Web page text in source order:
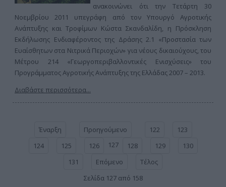
ανακοινώνει ότι την Τετάρτη 30
Νοεμβρίου 2011 υπεγράφη από τον Υπουργό Αγροτικής
Ανάπτυξης και Τροφίμων Κώστα Σκανδαλίδη, η Πρόσκληση
Εκδήλωσης Ενδιαφέροντος της Δράσης 2.1 «Προστασία των
Ευαίσθητων στα Νιτρικά Περιοχών» για νέους δικαιούχους, του
Μέτρου 214 «Γεωργοπεριβαλλοντικές Ενισχύσεις» του
Προγράμματος Αγροτικής Ανάπτυξης της Ελλάδας 2007 – 2013.
Διαβάστε περισσότερα...
Έναρξη Προηγούμενο 122
123
124
125 126 127 128 129
130
131
Επόμενο
Τέλος
Σελίδα 127 από 158